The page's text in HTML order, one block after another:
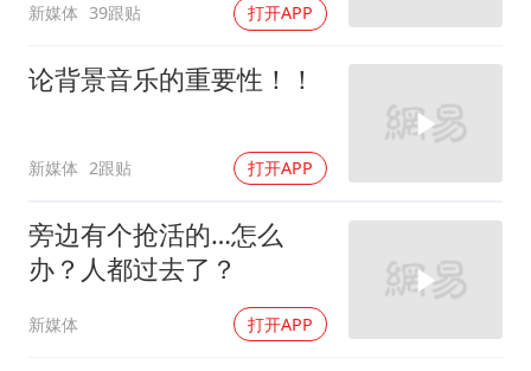
新媒体 39跟贴 打开APP
论背景音乐的重要性！！
新媒体 2跟贴 打开APP
旁边有个抢活的…怎么
办？人都过去了？
新媒体 打开APP